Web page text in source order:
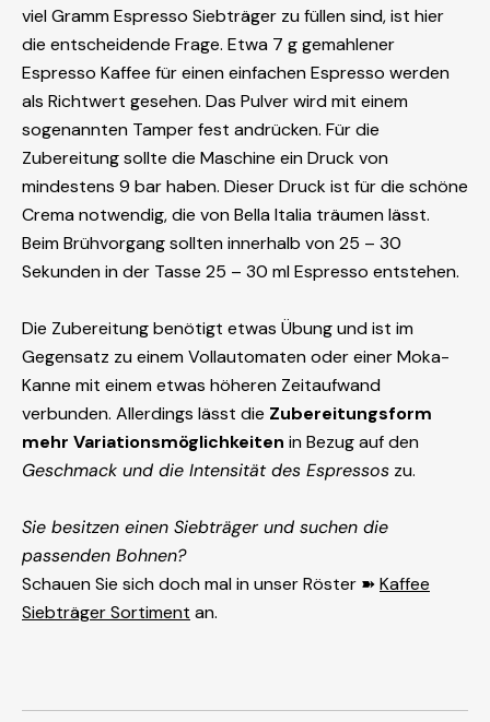
viel Gramm Espresso Siebträger zu füllen sind, ist hier
die entscheidende Frage. Etwa 7 g gemahlener
Espresso Kaffee für einen einfachen Espresso werden
als Richtwert gesehen. Das Pulver wird mit einem
sogenannten Tamper fest andrücken. Für die
Zubereitung sollte die Maschine ein Druck von
mindestens 9 bar haben. Dieser Druck ist für die schöne
Crema notwendig, die von Bella Italia träumen lässt.
Beim Brühvorgang sollten innerhalb von 25 – 30
Sekunden in der Tasse 25 – 30 ml Espresso entstehen.
Die Zubereitung benötigt etwas Übung und ist im
Gegensatz zu einem Vollautomaten oder einer Moka-
Kanne mit einem etwas höheren Zeitaufwand
verbunden. Allerdings lässt die Zubereitungsform
mehr Variationsmöglichkeiten in Bezug auf den
Geschmack und die Intensität des Espressos zu.
Sie besitzen einen Siebträger und suchen die
passenden Bohnen?
Schauen Sie sich doch mal in unser Röster ➽Kaffee
Siebträger Sortiment an.